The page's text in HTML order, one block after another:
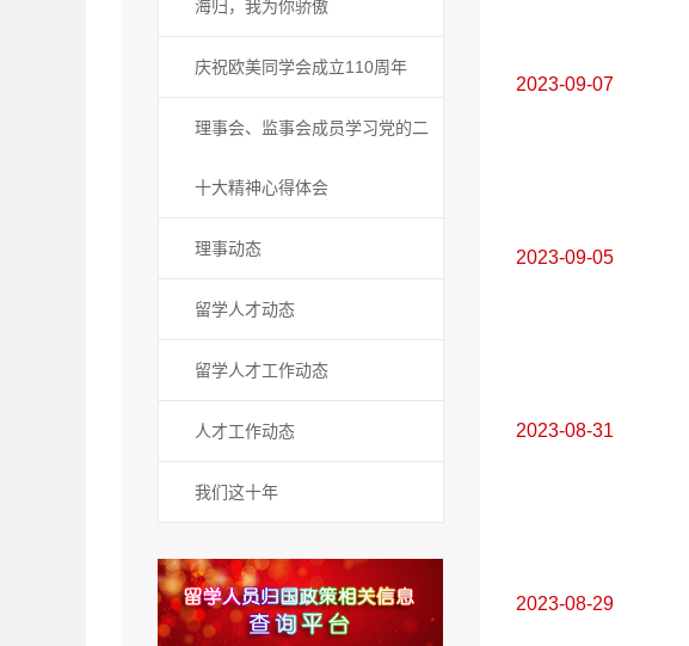
海归，我为你骄傲
庆祝欧美同学会成立110周年
理事会、监事会成员学习党的二
十大精神心得体会
理事动态
留学人才动态
留学人才工作动态
人才工作动态
我们这十年
2023-09-07
2023-09-05
2023-08-31
2023-08-29